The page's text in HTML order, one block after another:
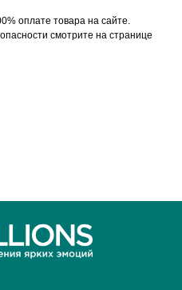
оплате товара на сайте.
смотрите на странице